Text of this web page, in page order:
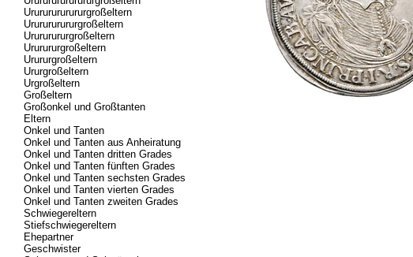
Urururururururgroßeltern
Ururururururgroßeltern
Urururururgroßeltern
Ururururgroßeltern
Urururgroßeltern
Ururgroßeltern
Urgroßeltern
Großeltern
Großonkel und Großtanten
Eltern
Onkel und Tanten
Onkel und Tanten aus Anheiratung
Onkel und Tanten dritten Grades
Onkel und Tanten fünften Grades
Onkel und Tanten sechsten Grades
Onkel und Tanten vierten Grades
Onkel und Tanten zweiten Grades
Schwiegereltern
Stiefschwiegereltern
Ehepartner
Geschwister